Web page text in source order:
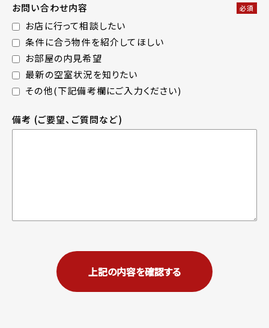
お問い合わせ内容 必須
お店に行って相談したい
条件に合う物件を紹介してほしい
お部屋の内見希望
最新の空室状況を知りたい
その他(下記備考欄にご入力ください)
備考 (ご要望、ご質問など)